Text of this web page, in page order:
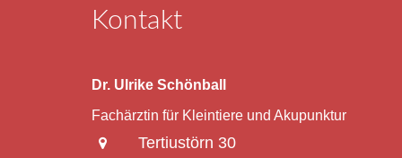
Kontakt
Dr. Ulrike Schönball
Fachärztin für Kleintiere und Akupunktur
Tertiustörn 30